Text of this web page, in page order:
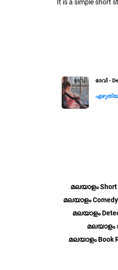
It is a simple short
ദേവി -
മലയാളം Short
മലയാളം
മലയാളം
മലയാളം
മലയാളം Book